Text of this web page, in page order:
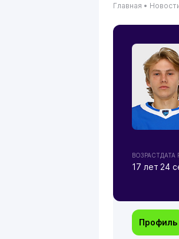
Главная •
ВОЗРАСТ
17 лет
ДАТА
24
Профиль